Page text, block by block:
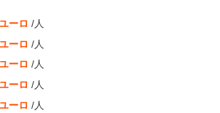
ーロ /人
ーロ /人
ーロ /人
ーロ /人
ーロ /人